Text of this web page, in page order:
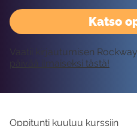
Katso
Vaatii kirjautumisen
päivää ilmaiseksi tästä!
Oppitunti kuuluu kurssiin